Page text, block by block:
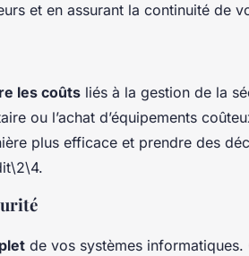
et en assurant la continuité de
les coûts liés à la gestion de la
ou l’achat d’équipements
plus efficace et prendre des
de vos systèmes informatiques.